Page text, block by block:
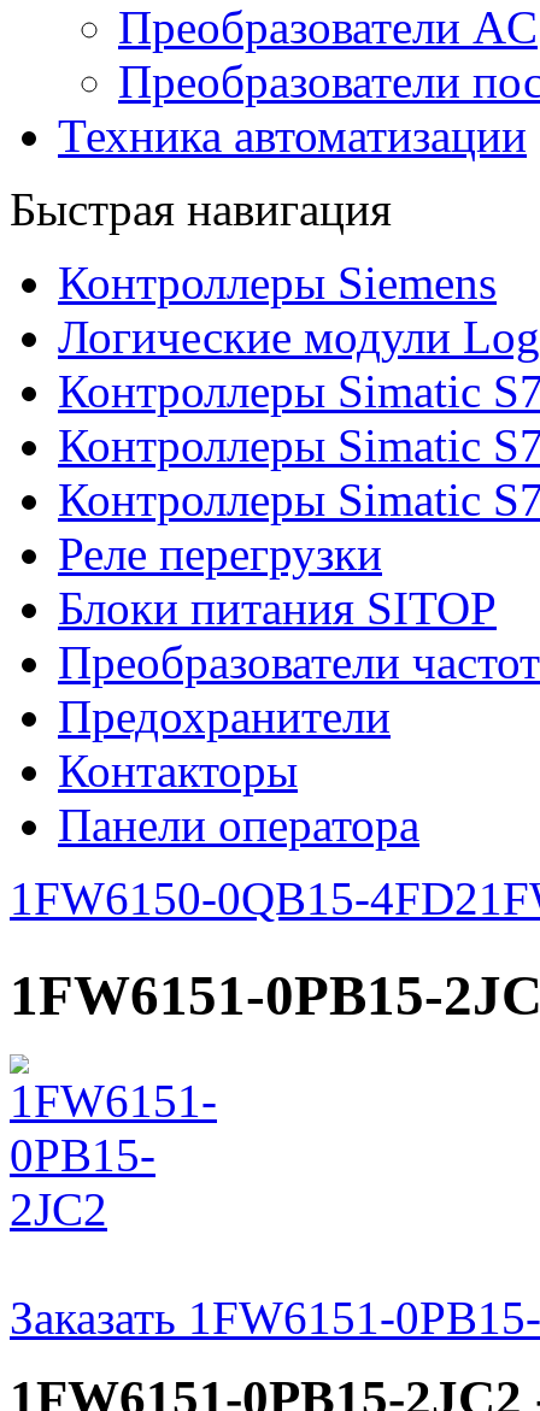
Преобразователи AC
Преобразователи
Техника автоматизации
Быстрая навигация
Контроллеры Siemens
Логические модули
Контроллеры Simatic
Контроллеры Simatic
Контроллеры Simatic
Реле перегрузки
Блоки питания SITOP
Преобразователи
Предохранители
Контакторы
Панели оператора
1FW6150-0QB15-4FD2
1FW6151-0PB15-
Заказать 1FW6151-
1FW6151-0PB15-